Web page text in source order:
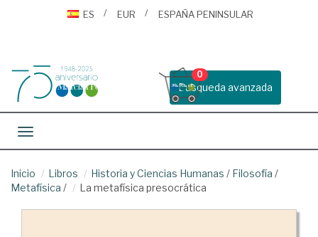
ES
EUR ESPAÑA PENINSULAR
Busqueda avanzada
0
Toggle navigation
Inicio Libros Historia y Ciencias Humanas / Filosofía /
Metafísica / La metafísica presocrática